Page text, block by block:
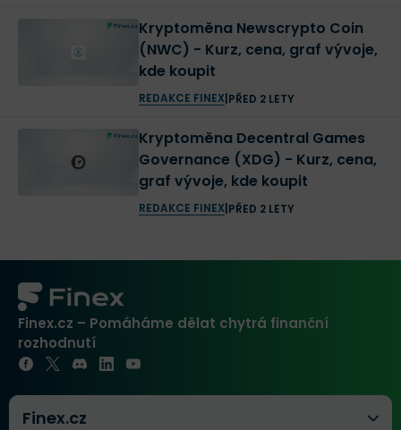
Kryptoměna Newscrypto Coin
(NWC) - Kurz, cena, graf vývoje,
kde koupit
REDAKCE FINEX| PŘED 2 LETY
Kryptoměna Decentral Games
Governance (XDG) - Kurz, cena,
graf vývoje, kde koupit
REDAKCE FINEX| PŘED 2 LETY
Finex.cz – Pomáháme dělat chytrá finanční
rozhodnutí
Finex.cz